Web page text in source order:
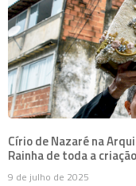
Círio de Nazaré na
Rainha de toda a
9 de julho de 2025